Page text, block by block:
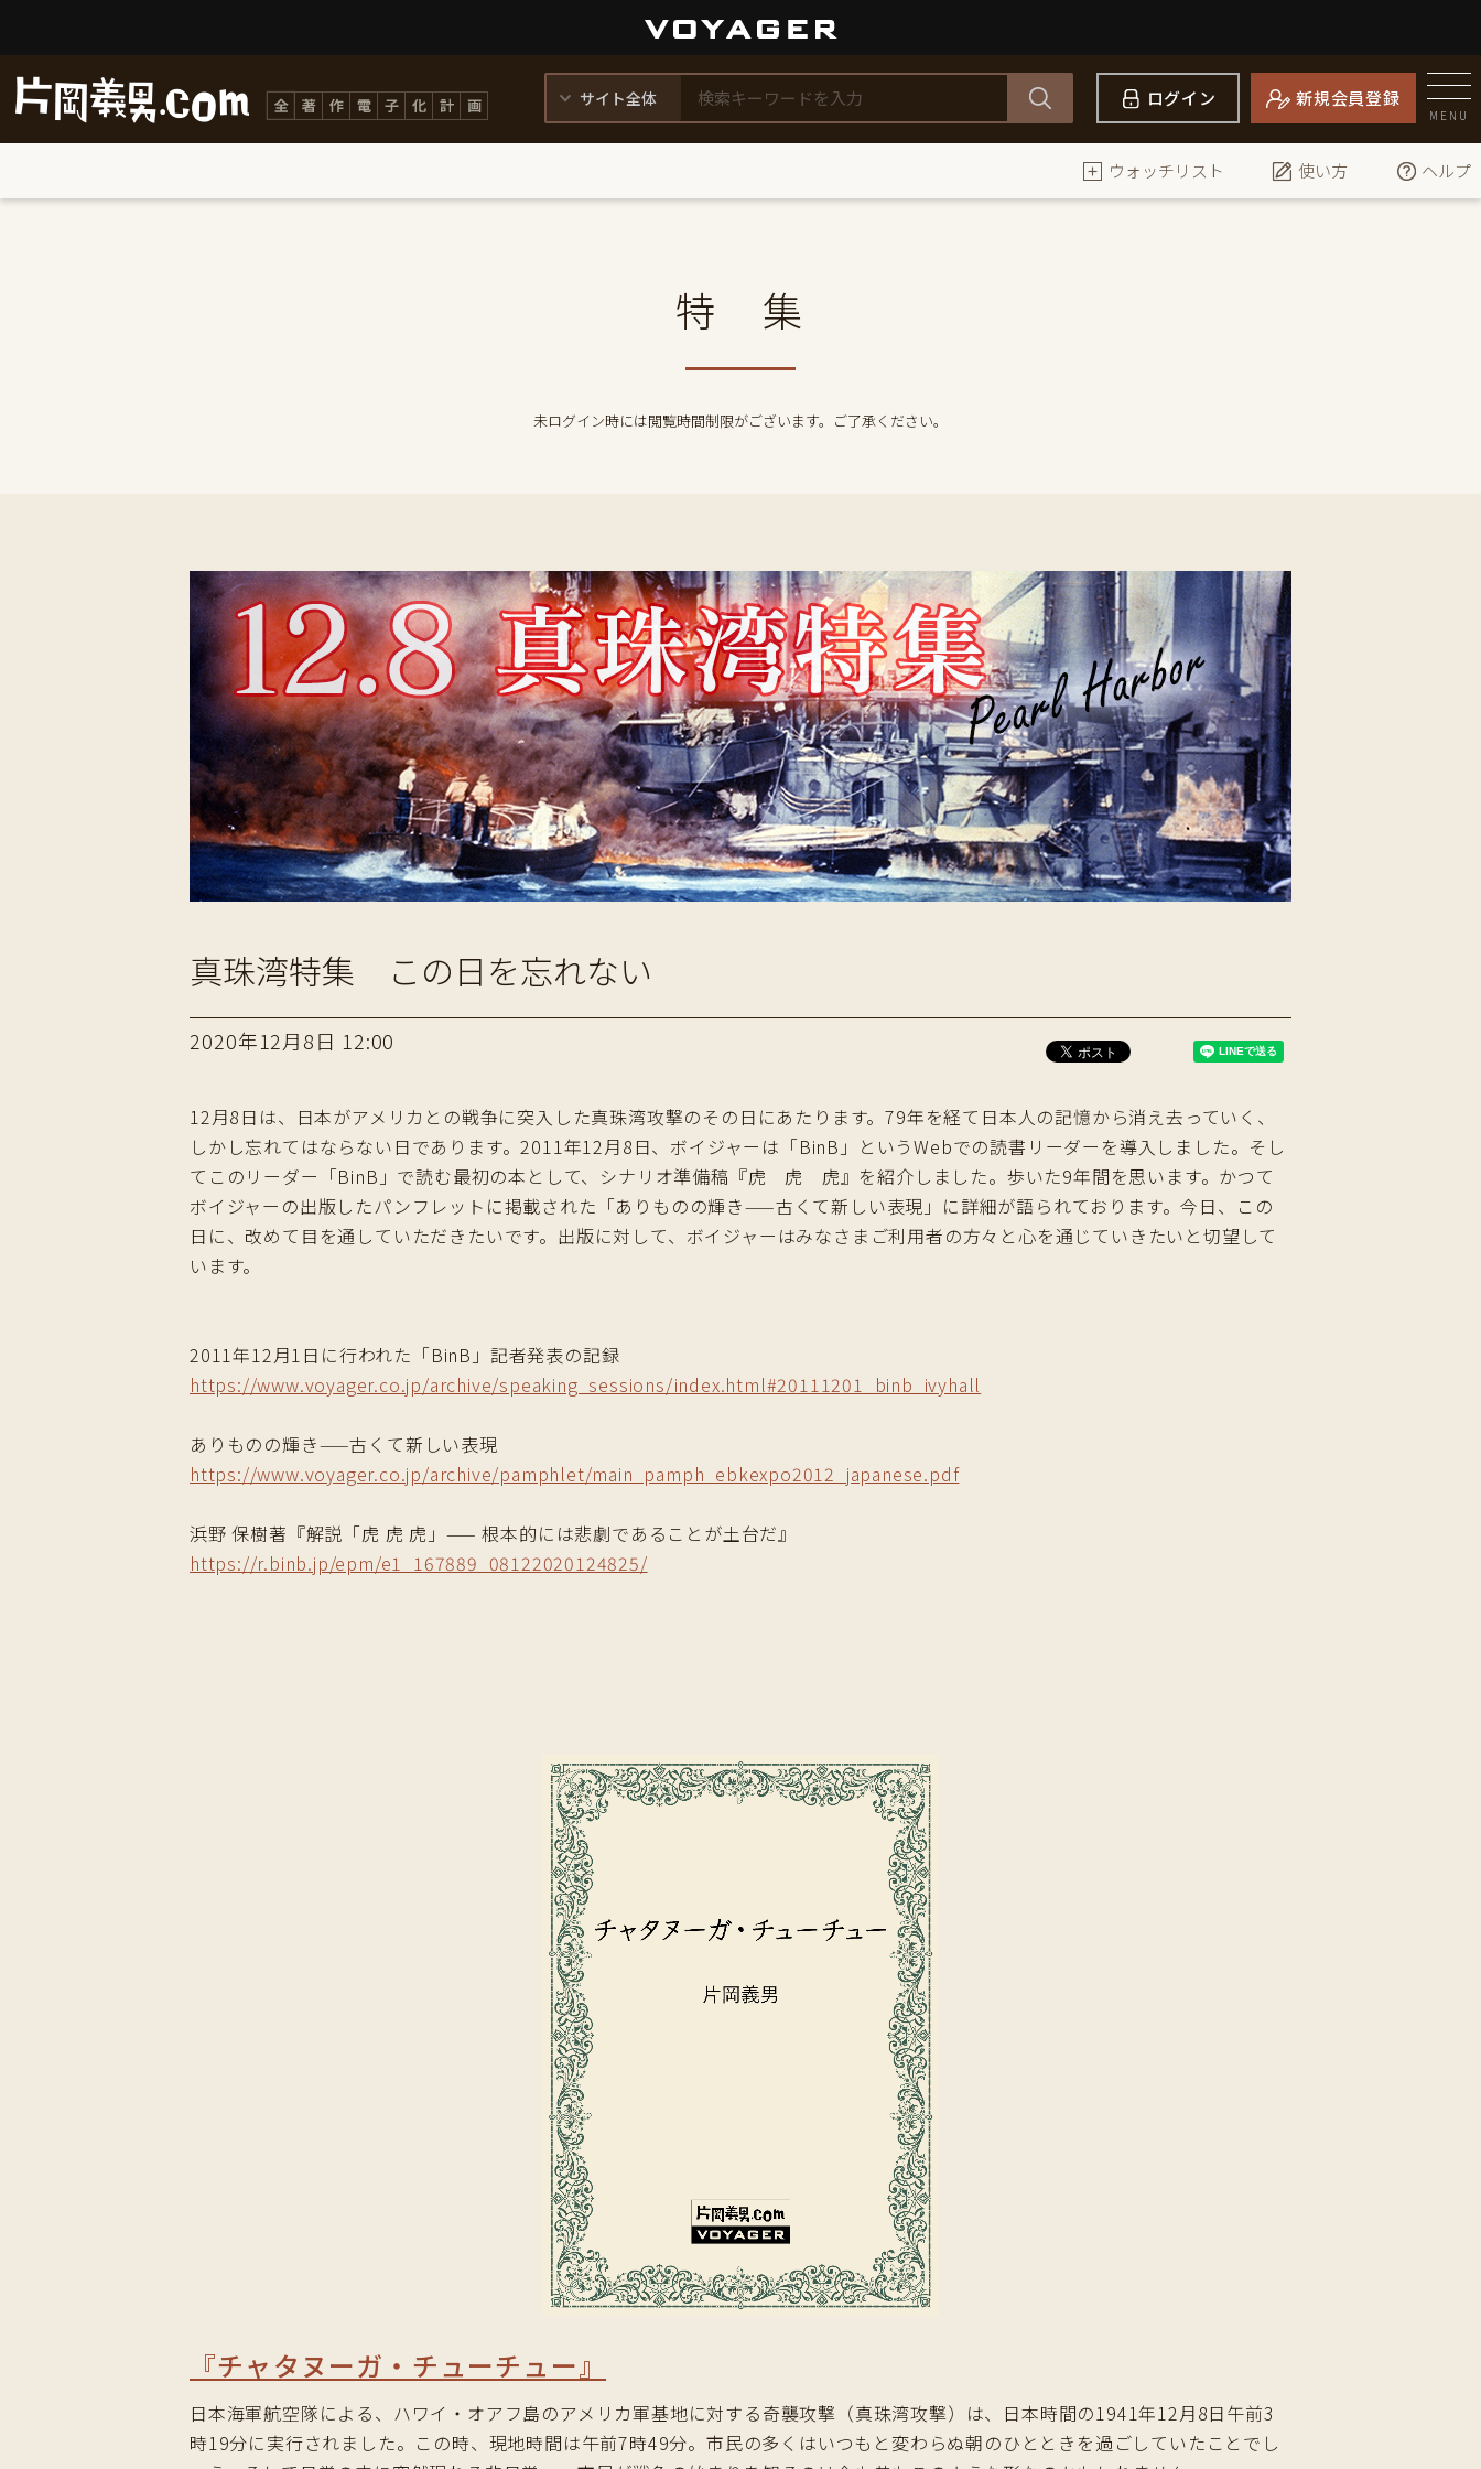
ログイン 新規会員登録
MENU
ウォッチリスト 使い方 ヘルプ
特 集
未ログイン時には閲覧時間制限がございます。ご了承ください。
真珠湾特集 この日を忘れない
2020年12月8日 12:00
12月8日は、日本がアメリカとの戦争に突入した真珠湾攻撃のその日にあたります。79年を経て日本人の記憶から消え去っていく、
しかし忘れてはならない日であります。2011年12月8日、ボイジャーは「BinB」というWebでの読書リーダーを導入しました。そし
てこのリーダー「BinB」で読む最初の本として、シナリオ準備稿『虎 虎 虎』を紹介しました。歩いた9年間を思います。かつて
ボイジャーの出版したパンフレットに掲載された「ありものの輝き——古くて新しい表現」に詳細が語られております。今日、この
日に、改めて目を通していただきたいです。出版に対して、ボイジャーはみなさまご利用者の方々と心を通じていきたいと切望して
います。
2011年12月1日に行われた「BinB」記者発表の記録
https://www.voyager.co.jp/archive/speaking_sessions/index.html#20111201_binb_ivyhall
ありものの輝き——古くて新しい表現
https://www.voyager.co.jp/archive/pamphlet/main_pamph_ebkexpo2012_japanese.pdf
浜野 保樹著『解説「虎 虎 虎」—— 根本的には悲劇であることが土台だ』
https://r.binb.jp/epm/e1_167889_08122020124825/
『チャタヌーガ・チューチュー』
日本海軍航空隊による、ハワイ・オアフ島のアメリカ軍基地に対する奇襲攻撃（真珠湾攻撃）は、日本時間の1941年12月8日午前3
時19分に実行されました。この時、現地時間は午前7時49分。市民の多くはいつもと変わらぬ朝のひとときを過ごしていたことでし